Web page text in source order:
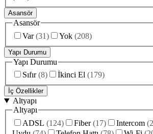
Asansör
Asansör
Var (31) Yok (208)
Yapı Durumu
Yapı Durumu
Sıfır (8) İkinci El (179)
İç Özellikler
Altyapı
Altyapı
ADSL (124) Fiber (17) Intercom (